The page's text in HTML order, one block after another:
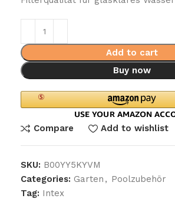
Add to cart
Buy now
Compare Add to wishlist
SKU: B00YY5KYVM
Categories: Garten , Poolzubehör
Tag: Intex